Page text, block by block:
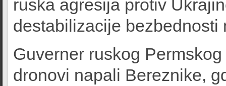
ruska agresija protiv
destabilizacije bezbednosti
Guverner ruskog
dronovi napali Bereznike,